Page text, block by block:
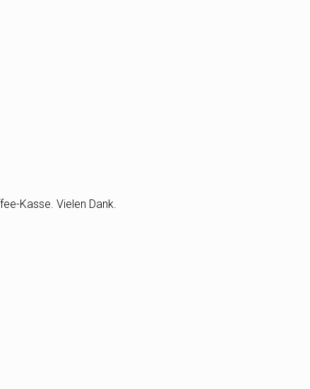
Kasse. Vielen Dank.